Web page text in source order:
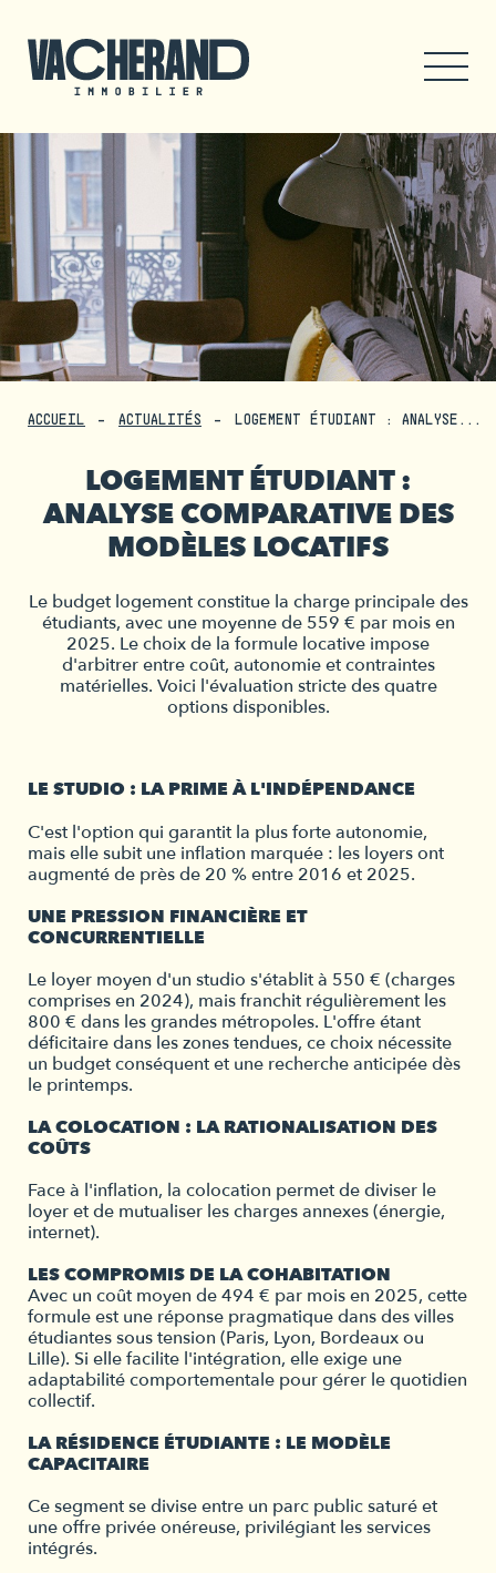
ACCUEIL ACTUALITÉS LOGEMENT ÉTUDIANT : ANALYSE...
LOGEMENT ÉTUDIANT :
ANALYSE COMPARATIVE DES
MODÈLES LOCATIFS
Le budget logement constitue la charge principale des
étudiants, avec une moyenne de 559 € par mois en
2025. Le choix de la formule locative impose
d'arbitrer entre coût, autonomie et contraintes
matérielles. Voici l'évaluation stricte des quatre
options disponibles.
LE STUDIO : LA PRIME À L'INDÉPENDANCE
C'est l'option qui garantit la plus forte autonomie,
mais elle subit une inflation marquée : les loyers ont
augmenté de près de 20 % entre 2016 et 2025.
UNE PRESSION FINANCIÈRE ET
CONCURRENTIELLE
Le loyer moyen d'un studio s'établit à 550 € (charges
comprises en 2024), mais franchit régulièrement les
800 € dans les grandes métropoles. L'offre étant
déficitaire dans les zones tendues, ce choix nécessite
un budget conséquent et une recherche anticipée dès
le printemps.
LA COLOCATION : LA RATIONALISATION DES
COÛTS
Face à l'inflation, la colocation permet de diviser le
loyer et de mutualiser les charges annexes (énergie,
internet).
LES COMPROMIS DE LA COHABITATION
Avec un coût moyen de 494 € par mois en 2025, cette
formule est une réponse pragmatique dans des villes
étudiantes sous tension (Paris, Lyon, Bordeaux ou
Lille). Si elle facilite l'intégration, elle exige une
adaptabilité comportementale pour gérer le quotidien
collectif.
LA RÉSIDENCE ÉTUDIANTE : LE MODÈLE
CAPACITAIRE
Ce segment se divise entre un parc public saturé et
une offre privée onéreuse, privilégiant les services
intégrés.